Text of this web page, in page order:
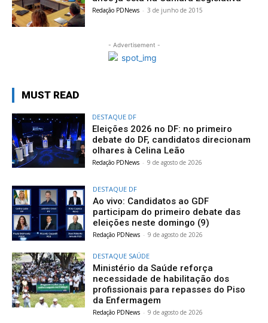
Redação PDNews - 3 de junho de 2015
- Advertisement -
MUST READ
DESTAQUE DF
Eleições 2026 no DF: no primeiro
debate do DF, candidatos direcionam
olhares à Celina Leão
Redação PDNews - 9 de agosto de 2026
DESTAQUE DF
Ao vivo: Candidatos ao GDF
participam do primeiro debate das
eleições neste domingo (9)
Redação PDNews - 9 de agosto de 2026
DESTAQUE SAÚDE
Ministério da Saúde reforça
necessidade de habilitação dos
profissionais para repasses do Piso
da Enfermagem
Redação PDNews - 9 de agosto de 2026